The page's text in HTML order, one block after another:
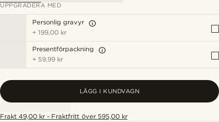
UPPGRADERA MED
Personlig gravyr
+199,00 kr
Presentförpackning
+ 59,99 kr
LÄGG I KUNDVAGN
Frakt 49,00 kr - Fraktfritt över 595,00 kr